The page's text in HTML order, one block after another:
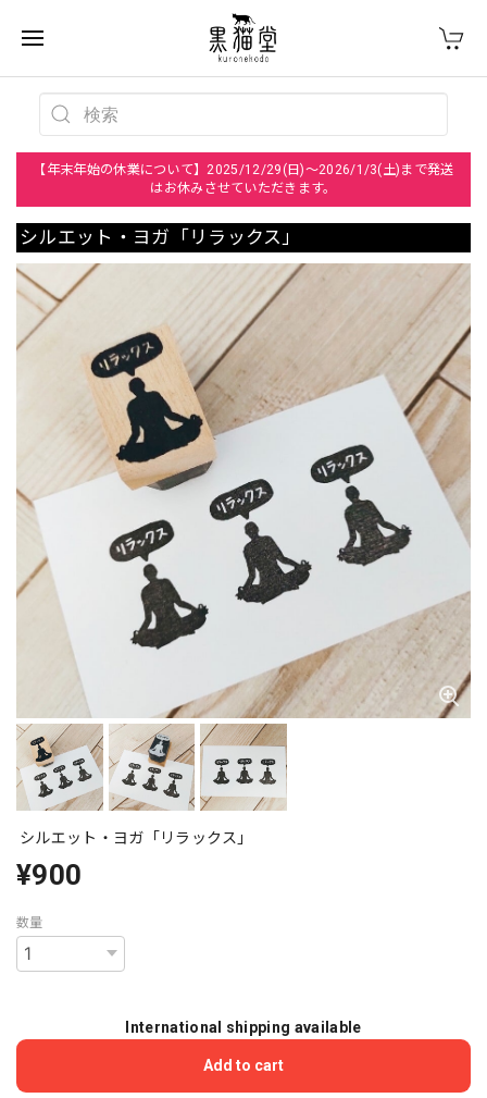
【年末年始の休業について】2025/12/29(日)～2026/1/3(土)まで発送
はお休みさせていただきます。
シルエット・ヨガ「リラックス」
シルエット・ヨガ「リラックス」
¥900
数量
International shipping available
Add to cart